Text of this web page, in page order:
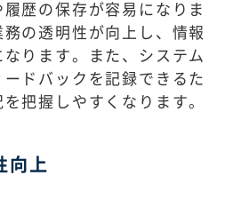
歴の保存が容易になりま
の透明性が向上し、情報
ります。また、システム
ドバックを記録できるた
把握しやすくなります。
向上